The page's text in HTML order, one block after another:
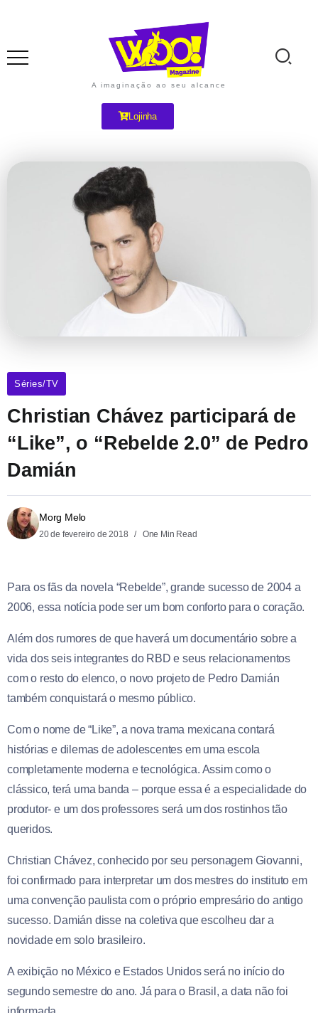
A imaginação ao seu alcance
Lojinha
Séries/TV
Christian Chávez participará de
“Like”, o “Rebelde 2.0” de Pedro
Damián
Morg Melo
20 de fevereiro de 2018 One Min Read
Para os fãs da novela “Rebelde”, grande sucesso de 2004 a
2006, essa notícia pode ser um bom conforto para o coração.
Além dos rumores de que haverá um documentário sobre a
vida dos seis integrantes do RBD e seus relacionamentos
com o resto do elenco, o novo projeto de Pedro Damián
também conquistará o mesmo público.
Com o nome de “Like”, a nova trama mexicana contará
histórias e dilemas de adolescentes em uma escola
completamente moderna e tecnológica. Assim como o
clássico, terá uma banda – porque essa é a especialidade do
produtor- e um dos professores será um dos rostinhos tão
queridos.
Christian Chávez, conhecido por seu personagem Giovanni,
foi confirmado para interpretar um dos mestres do instituto em
uma convenção paulista com o próprio empresário do antigo
sucesso. Damián disse na coletiva que escolheu dar a
novidade em solo brasileiro.
A exibição no México e Estados Unidos será no início do
segundo semestre do ano. Já para o Brasil, a data não foi